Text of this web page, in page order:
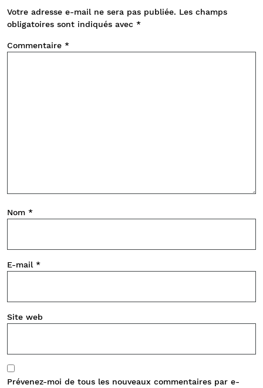
Votre adresse e-mail ne sera pas publiée. Les champs
obligatoires sont indiqués avec *
Commentaire *
Nom *
E-mail *
Site web
Prévenez-moi de tous les nouveaux commentaires par e-